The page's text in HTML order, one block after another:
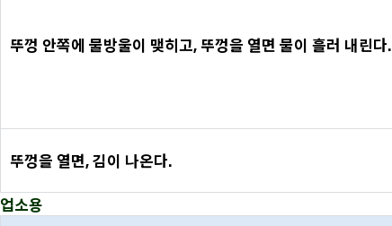
뚜껑 안쪽에 물방울이 맺히고, 뚜껑을 열면 물이 흘러 내린다.
뚜껑을 열면, 김이 나온다.
업소용